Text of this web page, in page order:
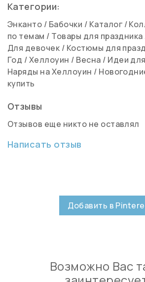
Категории:
Энканто / Бабочки / Каталог /
по темам / Товары для праздника
Для девочек / Костюмы для
Год /Хеллоуин / Весна / Идеи
Наряды на Хеллоуин /
купить
Отзывы
Отзывов еще никто не оставлял
Написать отзыв
Добавить в
Возможно Вас